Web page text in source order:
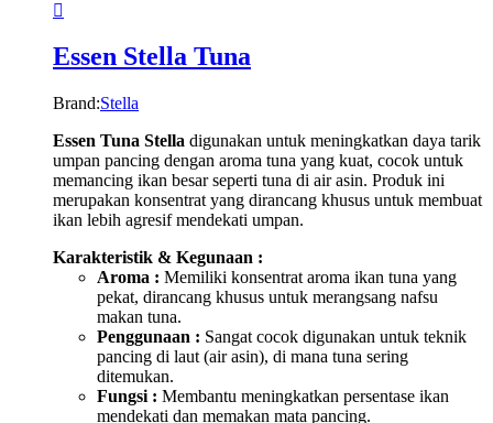
Essen Stella Tuna
Brand:Stella
Essen Tuna Stella digunakan untuk meningkatkan daya tarik
umpan pancing dengan aroma tuna yang kuat, cocok untuk
memancing ikan besar seperti tuna di air asin. Produk ini
merupakan konsentrat yang dirancang khusus untuk membuat
ikan lebih agresif mendekati umpan.
Karakteristik & Kegunaan :
Aroma : Memiliki konsentrat aroma ikan tuna yang
pekat, dirancang khusus untuk merangsang nafsu
makan tuna.
Penggunaan : Sangat cocok digunakan untuk teknik
pancing di laut (air asin), di mana tuna sering
ditemukan.
Fungsi : Membantu meningkatkan persentase ikan
mendekati dan memakan mata pancing.